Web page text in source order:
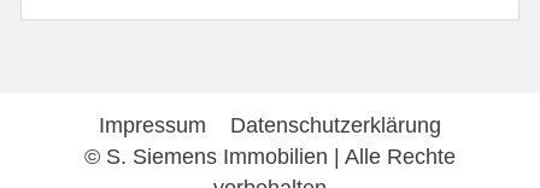
Impressum
Datenschutzerklärung
© S. Siemens Immobilien | Alle Rechte